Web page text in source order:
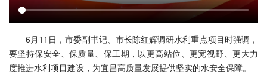
6月11日，市委副书记、市长陈红辉调研水利重点项目时强调，
要坚持保安全、保质量、保工期，以更高站位、更宽视野、更大力
度推进水利项目建设，为宜昌高质量发展提供坚实的水安全保障。